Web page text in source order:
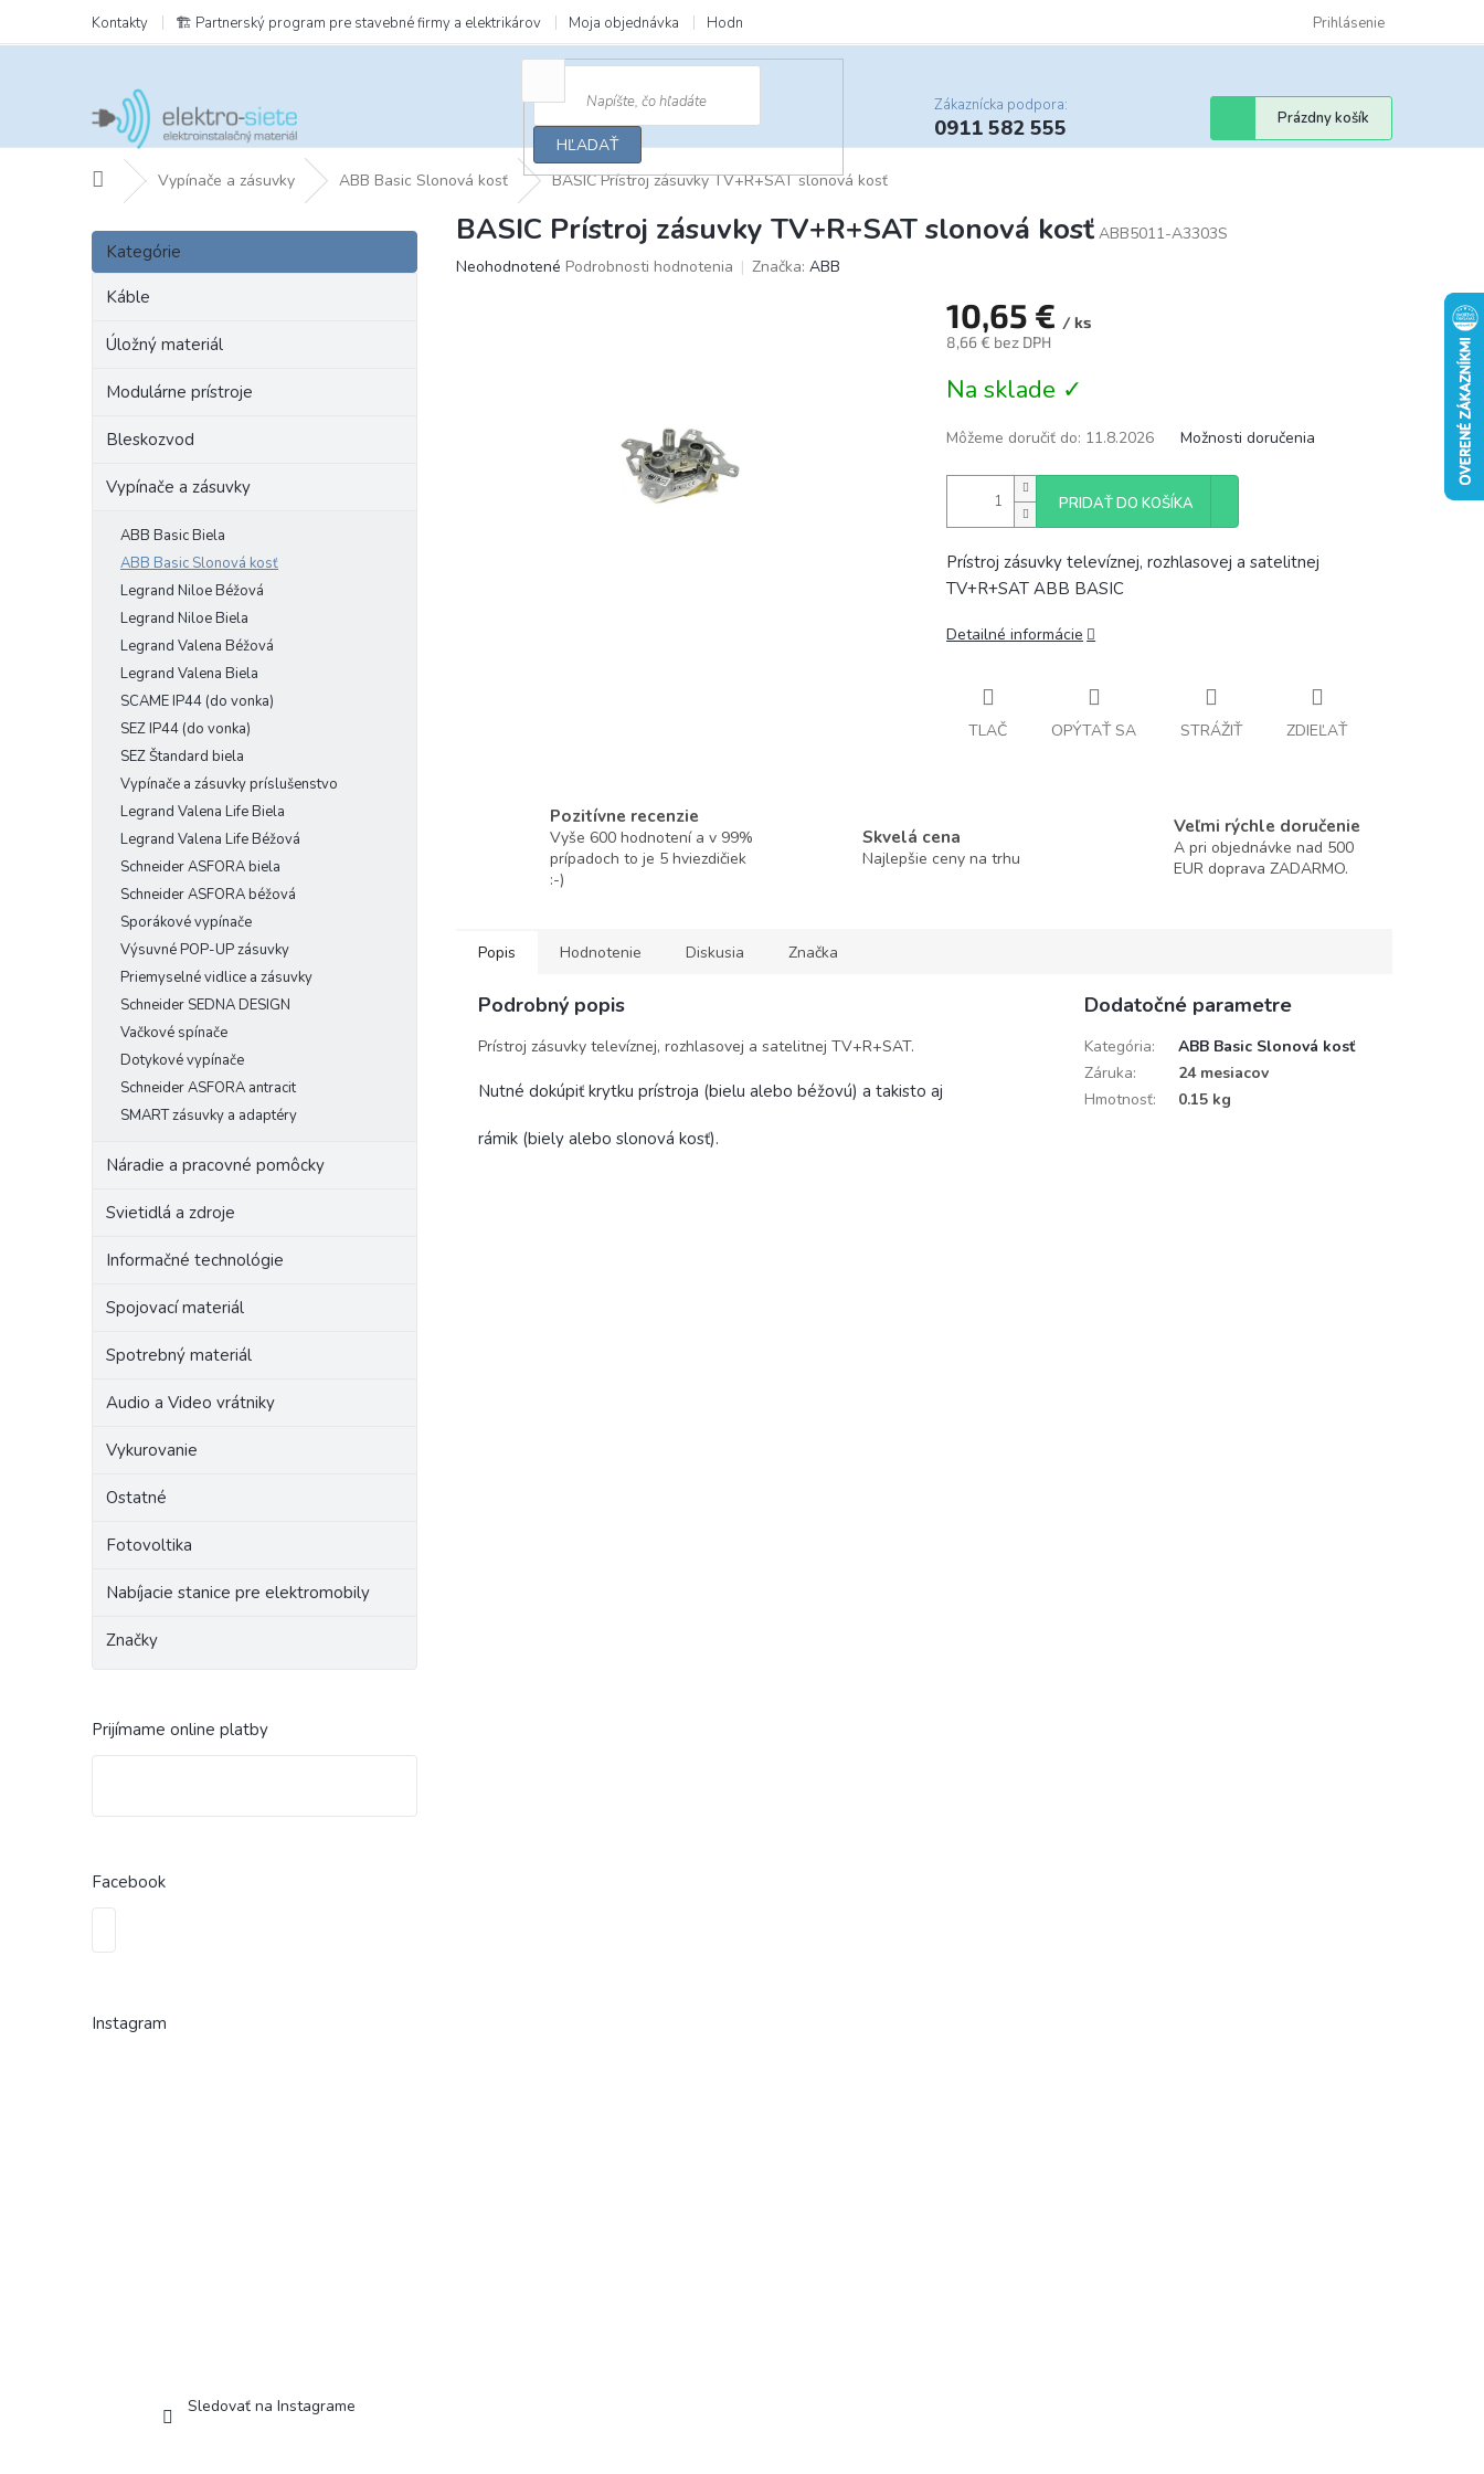
obsah
Kontakty 🏗️ Partnerský program pre stavebné firmy a elektrikárov Moja objednávka Hodnotenie obchodu Obchodné podmienky
Prihlásenie
HĽADAŤ
Zákaznícka podpora:
0911 582 555
Nákupný
košík
Prázdny košík
DomovVypínače a zásuvky ABB Basic Slonová kosť BASIC Prístroj zásuvky TV+R+SAT slonová kosť
B
č
Preskočiť
kategórie
Kategórie
Káble
Úložný materiál
Modulárne prístroje
Bleskozvod
Vypínače a zásuvky
ABB Basic Biela
ABB Basic Slonová kosť
Legrand Niloe Béžová
Legrand Niloe Biela
Legrand Valena Béžová
Legrand Valena Biela
SCAME IP44 (do vonka)
SEZ IP44 (do vonka)
SEZ Štandard biela
Vypínače a zásuvky príslušenstvo
Legrand Valena Life Biela
Legrand Valena Life Béžová
Schneider ASFORA biela
Schneider ASFORA béžová
Sporákové vypínače
Výsuvné POP-UP zásuvky
Priemyselné vidlice a zásuvky
Schneider SEDNA DESIGN
Vačkové spínače
Dotykové vypínače
Schneider ASFORA antracit
SMART zásuvky a adaptéry
Náradie a pracovné pomôcky
Svietidlá a zdroje
Informačné technológie
Spojovací materiál
Spotrebný materiál
Audio a Video vrátniky
Vykurovanie
Ostatné
Fotovoltika
Nabíjacie stanice pre elektromobily
Značky
Prijímame online platby
Facebook
Instagram
Sledovať na Instagrame
BASIC Prístroj zásuvky TV+R+SAT slonová kosť ABB5011-A3303S
Priemerné
Neohodnotené Podrobnosti hodnotenia Značka: ABB
10,65 € / ks
8,66 € bez DPH
cena:
Na sklade ✓
Môžeme doručiť do: 11.8.2026 Možnosti doručenia
PRIDAŤ DO KOŠÍKA
Prístroj zásuvky televíznej, rozhlasovej a satelitnej
TV+R+SAT ABB BASIC
Detailné informácie
TLAČ OPÝTAŤ SA STRÁŽIŤ ZDIEĽAŤ
Pozitívne recenzie
Vyše 600 hodnotení a v 99%
prípadoch to je 5 hviezdičiek
:-)
Skvelá cena
Najlepšie ceny na trhu
Veľmi rýchle doručenie
A pri objednávke nad 500
EUR doprava ZADARMO.
Popis Hodnotenie Diskusia Značka
Podrobný popis
Prístroj zásuvky televíznej, rozhlasovej a satelitnej TV+R+SAT.
Nutné dokúpiť krytku prístroja (bielu alebo béžovú) a takisto aj
rámik (biely alebo slonová kosť).
Dodatočné parametre
Kategória:
ABB Basic Slonová kosť
Záruka:
24 mesiacov
Hmotnosť: 0.15 kg